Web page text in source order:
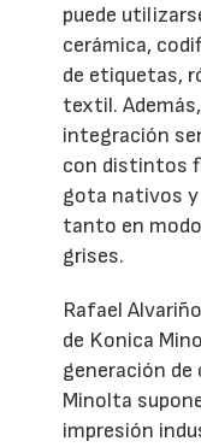
puede
cerámica,
de etiquetas,
textil.
integración
con distintos
gota nativos y
tanto en
grises.
Rafael
de Konica
generación de
Minolta
impresión